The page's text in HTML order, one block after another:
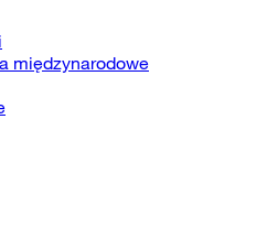
międzynarodowe